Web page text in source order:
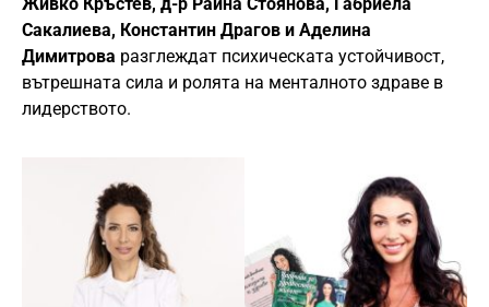
Сакалиева, Константин Драгов и Аделина
Димитрова разглеждат психическата устойчивост,
вътрешната сила и ролята на менталното здраве в
лидерството.